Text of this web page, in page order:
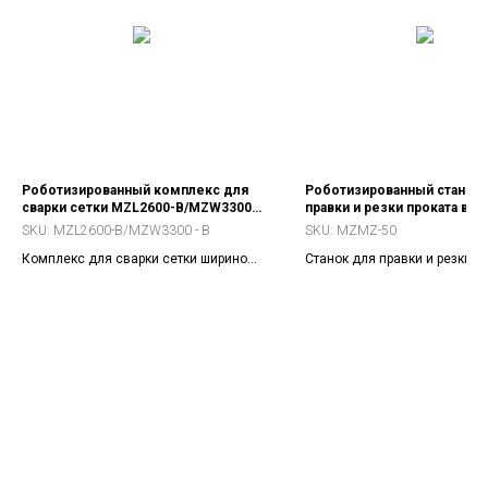
Роботизированный комплекс для
сварки сетки MZL2600-B/MZW3300 -
B
SKU: MZL2600-B/MZW3300 - B
Комплекс для сварки сетки шириной
Роботизированный станок
правки и резки проката в
кат. MZMZ-50
SKU: MZMZ-50
Станок для правки и резки